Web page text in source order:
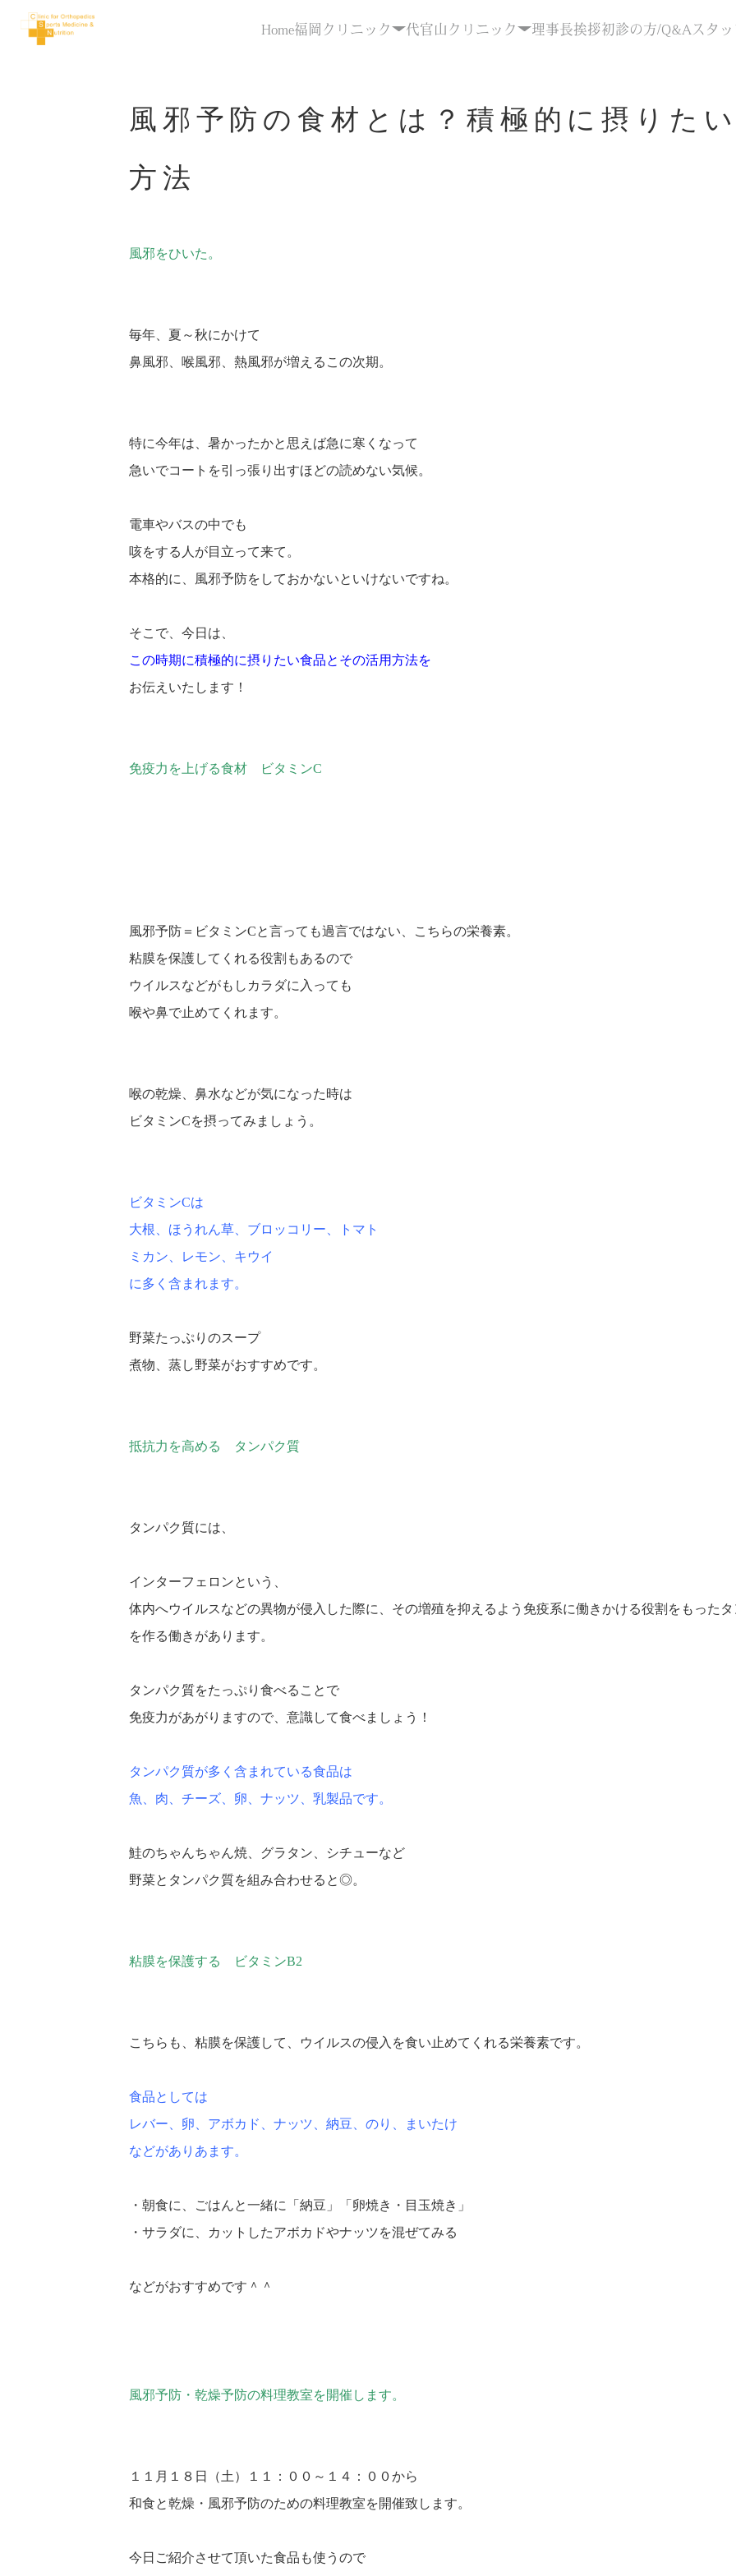
Home福岡クリニック 代官山クリニック 理事長挨拶初診の方/Q&A スタ
風邪予防の食材とは？積極的に摂りた
方法
風邪をひいた。
毎年、夏～秋にかけて
鼻風邪、喉風邪、熱風邪が増えるこの次期。
特に今年は、暑かったかと思えば急に寒くなって
急いでコートを引っ張り出すほどの読めない気候。
電車やバスの中でも
咳をする人が目立って来て。
本格的に、風邪予防をしておかないといけないですね。
そこで、今日は、
この時期に積極的に摂りたい食品とその活用方法を
お伝えいたします！
免疫力を上げる食材 ビタミンC
風邪予防＝ビタミンCと言っても過言ではない、こちらの栄養素。
粘膜を保護してくれる役割もあるので
ウイルスなどがもしカラダに入っても
喉や鼻で止めてくれます。
喉の乾燥、鼻水などが気になった時は
ビタミンCを摂ってみましょう。
ビタミンCは
大根、ほうれん草、ブロッコリー、トマト
ミカン、レモン、キウイ
に多く含まれます。
野菜たっぷりのスープ
煮物、蒸し野菜がおすすめです。
抵抗力を高める タンパク質
タンパク質には、
インターフェロンという、
体内へウイルスなどの異物が侵入した際に、その増殖を抑えるよう免疫系に働きかける役割をもった
を作る働きがあります。
タンパク質をたっぷり食べることで
免疫力があがりますので、意識して食べましょう！
タンパク質が多く含まれている食品は
魚、肉、チーズ、卵、ナッツ、乳製品です。
鮭のちゃんちゃん焼、グラタン、シチューなど
野菜とタンパク質を組み合わせると◎。
粘膜を保護する ビタミンB2
こちらも、粘膜を保護して、ウイルスの侵入を食い止めてくれる栄養素です。
食品としては
レバー、卵、アボカド、ナッツ、納豆、のり、まいたけ
などがありあます。
・朝食に、ごはんと一緒に「納豆」「卵焼き・目玉焼き」
・サラダに、カットしたアボカドやナッツを混ぜてみる
などがおすすめです＾＾
風邪予防・乾燥予防の料理教室を開催します。
１１月１８日（土）１１：００～１４：００から
和食と乾燥・風邪予防のための料理教室を開催致します。
今日ご紹介させて頂いた食品も使うので